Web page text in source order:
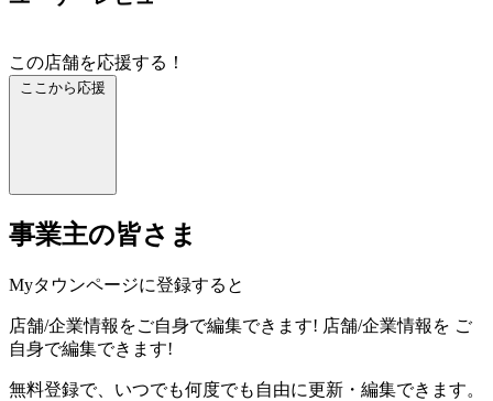
この店舗を応援する！
ここから応援
事業主の皆さま
Myタウンページに登録すると
店舗/企業情報をご自身で編集できます! 店舗/企業情報を ご
自身で編集できます!
無料登録で、いつでも何度でも自由に更新・編集できます。